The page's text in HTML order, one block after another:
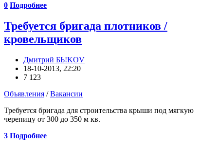
0 Подробнее
Требуется бригада плотников /
кровельщиков
Дмитрий БЬ!KOV
18-10-2013, 22:20
7 123
Объявления /Вакансии
Требуется бригада для строительства крыши под мягкую
черепицу от 300 до 350 м кв.
3 Подробнее